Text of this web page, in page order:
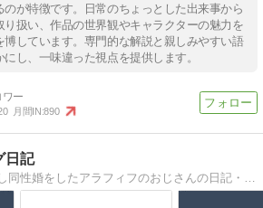
のが特徴です。日常のちょっとした出来事から
扱い、作品の世界観やキャラクターの魅力を
しています。専門的な解説と親しみやすい語
し、一味違った視点を提供します。
月間IN:890
日記
カナダ国籍を取得し同性婚をしたアラフィフのおじさんの日記・備忘録です。